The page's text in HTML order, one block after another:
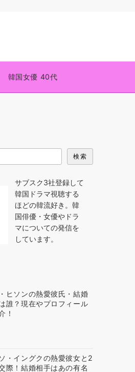
韓国女優 40代
検索
サブスク3社登録して
韓国ドラマ視聴する
ほどの韓流好き。韓
国俳優・女優やドラ
マについての発信を
しています。
ヒソンの熱愛彼氏・結婚
誰？現在やプロフィール
！
・イングクの熱愛彼女と2
際！結婚相手はあの有名